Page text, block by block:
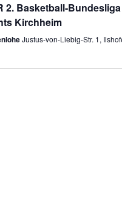
2. Basketball-
Kirchheim
Justus-von-Liebig-Str. 1,